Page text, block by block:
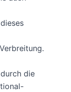
die